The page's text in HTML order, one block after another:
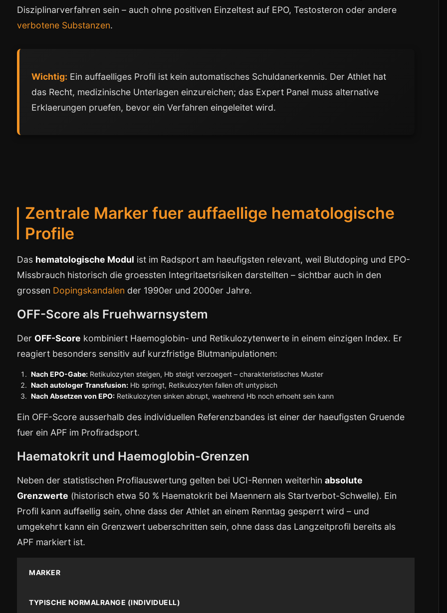
Disziplinarverfahren sein – auch ohne positiven Einzeltest auf EPO, Testosteron oder andere
verbotene Substanzen.
Wichtig: Ein auffaelliges Profil ist kein automatisches Schuldanerkennis. Der Athlet hat
das Recht, medizinische Unterlagen einzureichen; das Expert Panel muss alternative
Erklaerungen pruefen, bevor ein Verfahren eingeleitet wird.
Zentrale Marker fuer auffaellige hematologische
Profile
Das hematologische Modul ist im Radsport am haeufigsten relevant, weil Blutdoping und EPO-
Missbrauch historisch die groessten Integritaetsrisiken darstellten – sichtbar auch in den
grossen Dopingskandalen der 1990er und 2000er Jahre.
OFF-Score als Fruehwarnsystem
Der OFF-Score kombiniert Haemoglobin- und Retikulozytenwerte in einem einzigen Index. Er
reagiert besonders sensitiv auf kurzfristige Blutmanipulationen:
Nach EPO-Gabe: Retikulozyten steigen, Hb steigt verzoegert – charakteristisches Muster
Nach autologer Transfusion: Hb springt, Retikulozyten fallen oft untypisch
Nach Absetzen von EPO: Retikulozyten sinken abrupt, waehrend Hb noch erhoeht sein kann
Ein OFF-Score ausserhalb des individuellen Referenzbandes ist einer der haeufigsten Gruende
fuer ein APF im Profiradsport.
Haematokrit und Haemoglobin-Grenzen
Neben der statistischen Profilauswertung gelten bei UCI-Rennen weiterhinabsolute
Grenzwerte (historisch etwa 50 % Haematokrit bei Maennern als Startverbot-Schwelle). Ein
Profil kann auffaellig sein, ohne dass der Athlet an einem Renntag gesperrt wird – und
umgekehrt kann ein Grenzwert ueberschritten sein, ohne dass das Langzeitprofil bereits als
APF markiert ist.
MARKER
TYPISCHE NORMALRANGE (INDIVIDUELL)